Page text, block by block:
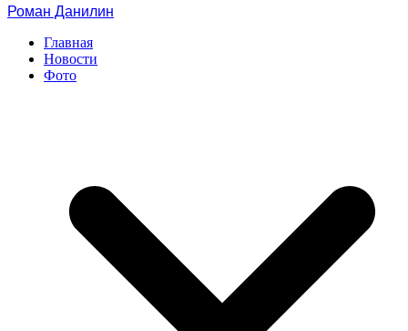
Роман Данилин
Главная
Новости
Фото